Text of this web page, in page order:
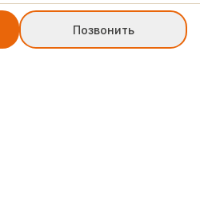
Позвонить